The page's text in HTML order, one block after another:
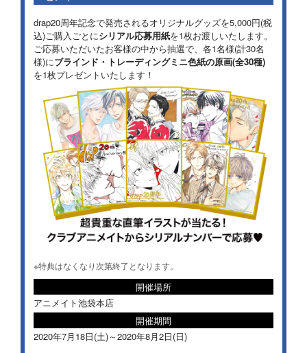
drap20周年記念で発売されるオリジナルグッズを5,000円(税
込)ご購入ごとにシリアル応募用紙を1枚お渡しいたします。
ご応募いただいたお客様の中から抽選で、各1名様(計30名
様)にブラインド・トレーディングミニ色紙の原画(全30種)
を1枚プレゼントいたします！
※特典はなくなり次第終了となります。
開催場所
アニメイト池袋本店
開催期間
2020年7月18日(土)～2020年8月2日(日)